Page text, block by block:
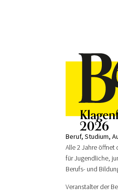
Beruf, Studium,
Alle 2 Jahre öffnet
für Jugendliche,
Berufs- und
Veranstalter der